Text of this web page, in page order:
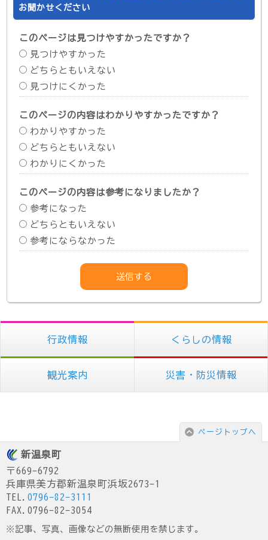
お聞かせください
このページは見つけやすかったですか？
見つけやすかった
どちらともいえない
見つけにくかった
このページの内容はわかりやすかったですか？
わかりやすかった
どちらともいえない
わかりにくかった
このページの内容は参考になりましたか？
参考になった
どちらともいえない
参考にならなかった
行政情報 くらしの情報
観光案内 災害・防災情報
ページトップへ
新温泉町
〒669-6792
兵庫県美方郡新温泉町浜坂2673-1
TEL. 0796-82-3111
FAX.0796-82-3054
※記事、写真、画像などの無断使用を禁じます。